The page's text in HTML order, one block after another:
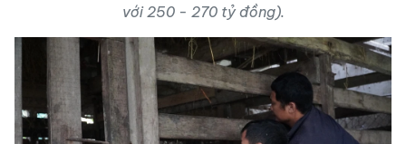
với 250 - 270 tỷ đồng).